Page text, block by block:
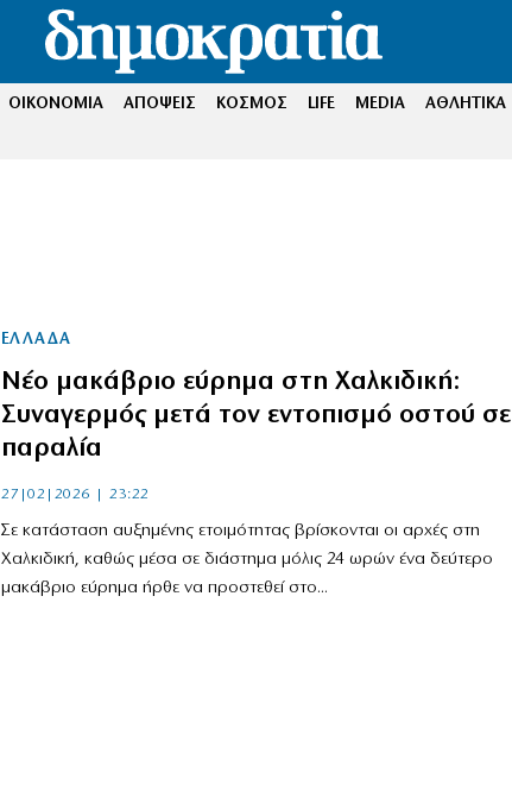
ΟΙΚΟΝΟΜΙΑ ΑΠΟΨΕΙΣ ΚΟΣΜΟΣ LIFE MEDIA ΑΘΛΗΤΙΚΑ
ΕΛΛΑΔΑ
Νέο μακάβριο εύρημα στη Χαλκιδική:
Συναγερμός μετά τον εντοπισμό οστού σε
παραλία
27|02|2026 | 23:22
Σε κατάσταση αυξημένης ετοιμότητας βρίσκονται οι αρχές στη
Χαλκιδική, καθώς μέσα σε διάστημα μόλις 24 ωρών ένα δεύτερο
μακάβριο εύρημα ήρθε να προστεθεί στο...